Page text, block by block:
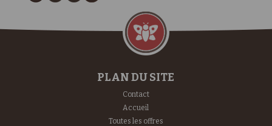
PLAN DU SITE
Contact
Accueil
Toutes les offres